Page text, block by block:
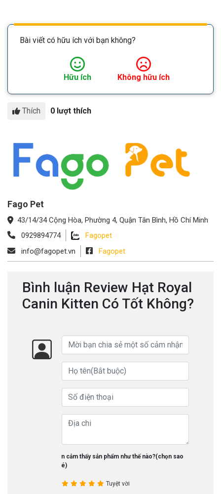
Bài viết có hữu ích với bạn không?
Hữu ích Không hữu ích
Thích 0 lượt thích
Fago Pet
43/14/34 Cộng Hòa, Phường 4, Quận Tân Bình, Hồ Chí Minh
0929894774
Fagopet
info@fagopet.vn
Fagopet
Bình luận Review Hạt Royal
Canin Kitten Có Tốt Không?
Bạn cảm thấy sản phẩm như thế nào?(chọn sao
nhé)
Tuyệt vời